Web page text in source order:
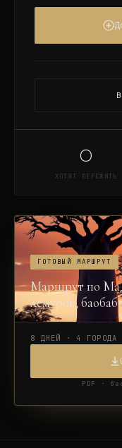
0
ХОТЯТ ПЕРЕЖИТЬ
ГОТОВЫЙ МАРШРУТ
Маршрут по
лемуров,
8 ДНЕЙ · 4 ГОРОДА
PDF ·